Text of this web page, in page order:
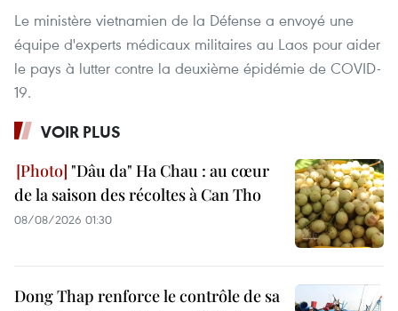
Le ministère vietnamien de la Défense a envoyé une
équipe d'experts médicaux militaires au Laos pour aider
le pays à lutter contre la deuxième épidémie de COVID-
19.
VOIR PLUS
"Dâu da" Ha Chau : au cœur
de la saison des récoltes à Can Tho
08/08/2026 01:30
Dong Thap renforce le contrôle de sa